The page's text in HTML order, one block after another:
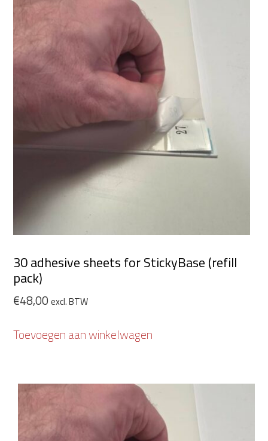
30 adhesive sheets for StickyBase (refill
pack)
€48,00 excl. BTW
Toevoegen aan winkelwagen